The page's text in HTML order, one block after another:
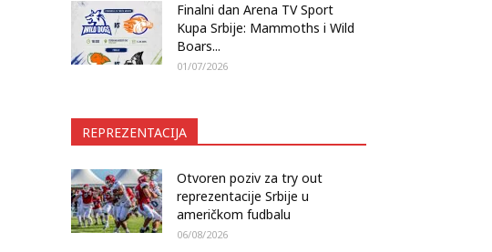
Finalni dan Arena TV Sport
Kupa Srbije: Mammoths i Wild
Boars...
01/07/2026
REPREZENTACIJA
Otvoren poziv za try out
reprezentacije Srbije u
američkom fudbalu
06/08/2026